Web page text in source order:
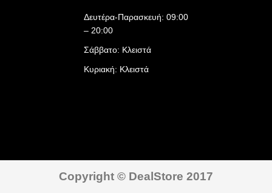
Δευτέρα-Παρασκευή: 09:00
– 20:00
Σάββατο: Κλειστά
Κυριακή: Κλειστά
Copyright © DealStore 2017